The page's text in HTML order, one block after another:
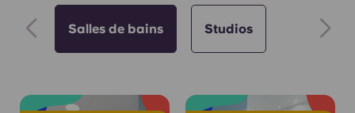
Salles de bains Studios